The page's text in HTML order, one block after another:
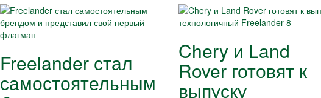
Freelander стал
самостоятельным
Chery и Land
Rover готовят к
выпуску